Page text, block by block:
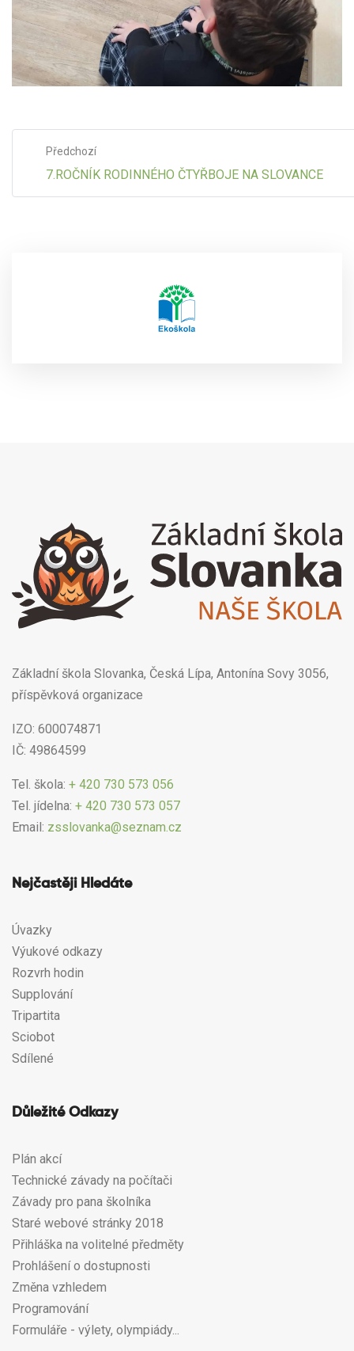
Předchozí
7.ROČNÍK RODINNÉHO ČTYŘBOJE NA SLOVANCE
Základní škola Slovanka, Česká Lípa, Antonína Sovy 3056,
příspěvková organizace
IZO: 600074871
IČ: 49864599
Tel. škola: + 420 730 573 056
Tel. jídelna: + 420 730 573 057
Email: zsslovanka@seznam.cz
Nejčastěji Hledáte
Úvazky
Výukové odkazy
Rozvrh hodin
Supplování
Tripartita
Sciobot
Sdílené
Důležité Odkazy
Plán akcí
Technické závady na počítači
Závady pro pana školníka
Staré webové stránky 2018
Přihláška na volitelné předměty
Prohlášení o dostupnosti
Změna vzhledem
Programování
Formuláře - výlety, olympiády...